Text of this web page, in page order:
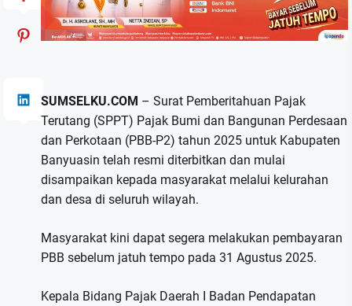
SUMSELKU.COM – Surat Pemberitahuan Pajak
Terutang (SPPT) Pajak Bumi dan Bangunan Perdesaan
dan Perkotaan (PBB-P2) tahun 2025 untuk Kabupaten
Banyuasin telah resmi diterbitkan dan mulai
disampaikan kepada masyarakat melalui kelurahan
dan desa di seluruh wilayah.
Masyarakat kini dapat segera melakukan pembayaran
PBB sebelum jatuh tempo pada 31 Agustus 2025.
Kepala Bidang Pajak Daerah I Badan Pendapatan